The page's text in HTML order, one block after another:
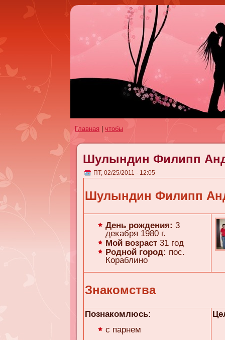
Главная |чтобы
Шулындин Филипп
ПТ, 02/25/2011 - 12:05
Шулындин Филипп
День рождения: 3
деκaбря 1980 г.
Мой возраст 31 год
Родной город: пос.
Кораблино
Знакомства
Познакомлюсь:
с парнем